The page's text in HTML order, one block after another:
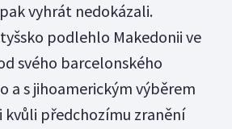
vyhrát nedokázali.
podlehlo Makedonii ve
svého barcelonského
a s jihoamerickým výběrem
kvůli předchozímu zranění